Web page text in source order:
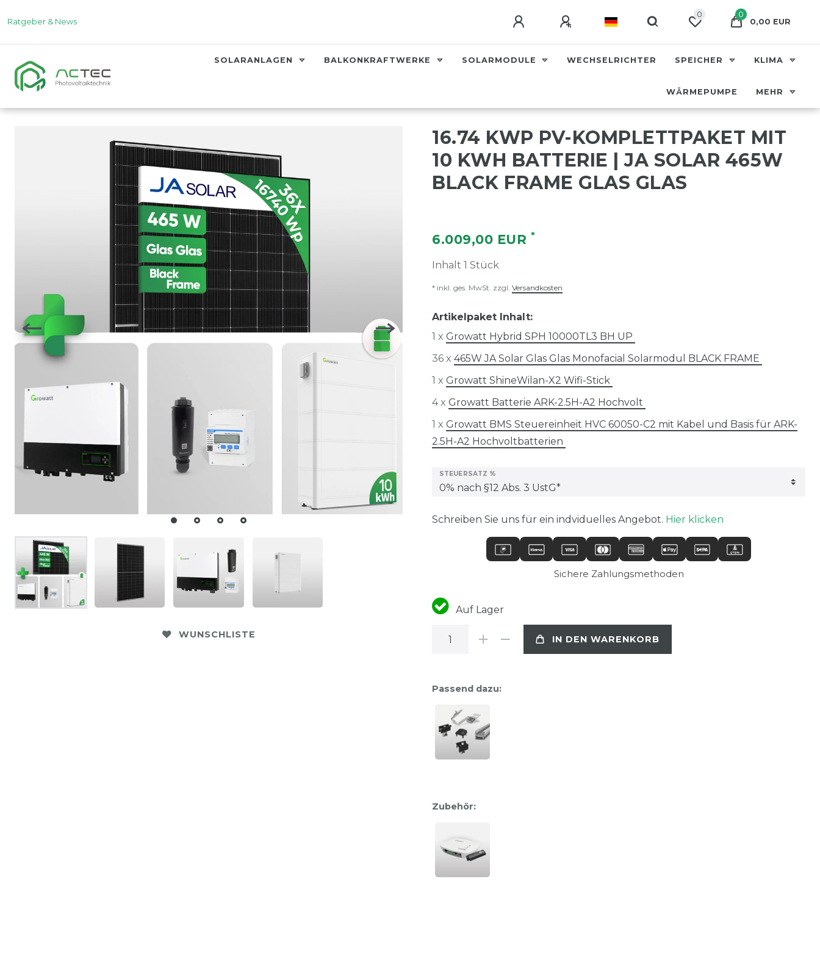
Ratgeber & News
0
0
0,00 EUR
SOLARANLAGEN BALKONKRAFTWERKE SOLARMODULE WECHSELRICHTER SPEICHER KLIMA
WÄRMEPUMPE MEHR
WUNSCHLISTE
16.74 KWP PV-KOMPLETTPAKET MIT
10 KWH BATTERIE | JA SOLAR 465W
BLACK FRAME GLAS GLAS
6.009,00 EUR *
Inhalt 1 Stück
* inkl. ges. MwSt. zzgl. Versandkosten
Artikelpaket Inhalt:
1 x Growatt Hybrid SPH 10000TL3 BH UP
36 x 465W JA Solar Glas Glas Monofacial Solarmodul BLACK FRAME
1 x Growatt ShineWilan-X2 Wifi-Stick
4 x Growatt Batterie ARK-2.5H-A2 Hochvolt
1 x Growatt BMS Steuereinheit HVC 60050-C2 mit Kabel und Basis für ARK-
2.5H-A2 Hochvoltbatterien
STEUERSATZ %
Schreiben Sie uns für ein indviduelles Angebot. Hier klicken
Sichere Zahlungsmethoden
Auf Lager
IN DEN WARENKORB
Passend dazu:
Zubehör: